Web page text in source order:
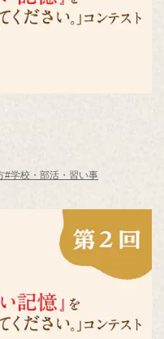
#学校・部活・習い事